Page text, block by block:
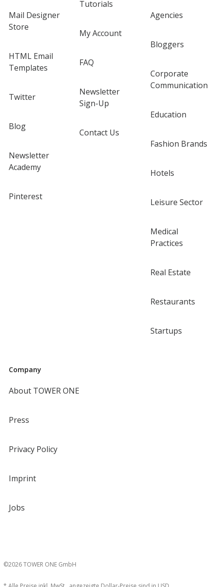
Mail Designer
Store
HTML Email
Templates
Twitter
Blog
Newsletter
Academy
Pinterest
Tutorials
My Account
FAQ
Newsletter
Sign-Up
Contact Us
Agencies
Bloggers
Corporate
Communication
Education
Fashion Brands
Hotels
Leisure Sector
Medical
Practices
Real Estate
Restaurants
Startups
Company
About TOWER ONE
Press
Privacy Policy
Imprint
Jobs
©2026 TOWER ONE GmbH